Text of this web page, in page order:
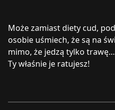
Może zamiast diety cud,
osobie uśmiech, że są na
mimo, że jedzą tylko
Ty właśnie je ratujesz!